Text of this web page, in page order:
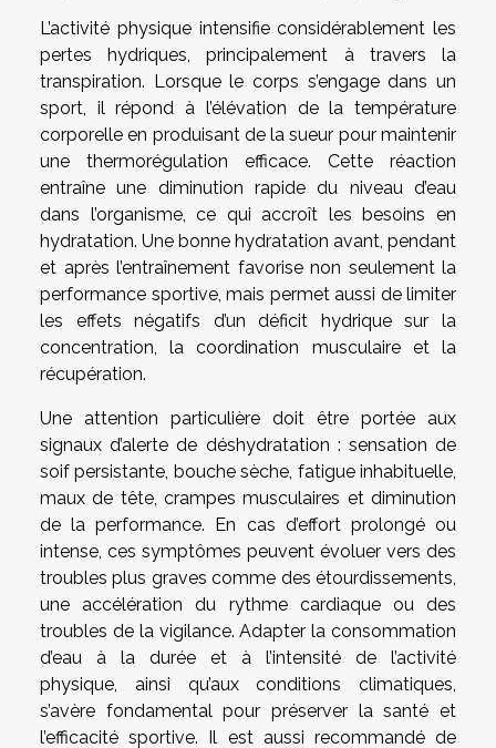
L’activité physique intensifie considérablement les
pertes hydriques, principalement à travers la
transpiration. Lorsque le corps s’engage dans un
sport, il répond à l’élévation de la température
corporelle en produisant de la sueur pour maintenir
une thermorégulation efficace. Cette réaction
entraîne une diminution rapide du niveau d’eau
dans l’organisme, ce qui accroît les besoins en
hydratation. Une bonne hydratation avant, pendant
et après l’entraînement favorise non seulement la
performance sportive, mais permet aussi de limiter
les effets négatifs d’un déficit hydrique sur la
concentration, la coordination musculaire et la
récupération.
Une attention particulière doit être portée aux
signaux d’alerte de déshydratation : sensation de
soif persistante, bouche sèche, fatigue inhabituelle,
maux de tête, crampes musculaires et diminution
de la performance. En cas d’effort prolongé ou
intense, ces symptômes peuvent évoluer vers des
troubles plus graves comme des étourdissements,
une accélération du rythme cardiaque ou des
troubles de la vigilance. Adapter la consommation
d’eau à la durée et à l’intensité de l’activité
physique, ainsi qu’aux conditions climatiques,
s’avère fondamental pour préserver la santé et
l’efficacité sportive. Il est aussi recommandé de